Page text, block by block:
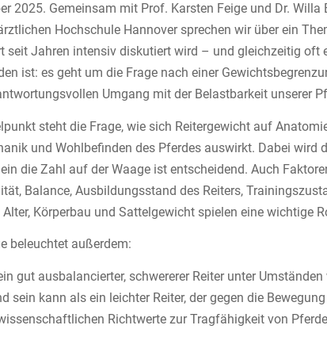
2025. Gemeinsam mit Prof. Karsten Feige und Dr. Willa
Hochschule Hannover sprechen wir über ein
seit Jahren intensiv diskutiert wird – und gleichzeitig oft
ist: es geht um die Frage nach einer
Umgang mit der Belastbarkeit unserer
steht die Frage, wie sich Reitergewicht auf
und Wohlbefinden des Pferdes auswirkt. Dabei wird
die Zahl auf der Waage ist entscheidend. Auch
Balance, Ausbildungsstand des Reiters,
Alter, Körperbau und Sattelgewicht spielen eine wichtige
beleuchtet außerdem:
gut ausbalancierter, schwererer Reiter unter Umständen
sein kann als ein leichter Reiter, der gegen die
Richtwerte zur Tragfähigkeit von